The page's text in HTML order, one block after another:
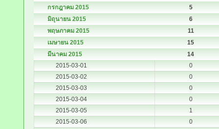
กรกฎาคม 2015
5
มิถุนายน 2015
6
พฤษภาคม 2015
11
เมษายน 2015
15
มีนาคม 2015
14
2015-03-01
0
2015-03-02
0
2015-03-03
0
2015-03-04
0
2015-03-05
1
2015-03-06
0